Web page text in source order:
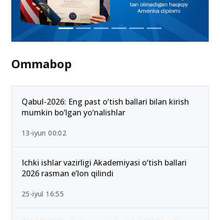
Ommabop
Qabul-2026: Eng past o‘tish ballari bilan kirish
mumkin bo‘lgan yo‘nalishlar
13-iyun 00:02
Ichki ishlar vazirligi Akademiyasi o‘tish ballari
2026 rasman e’lon qilindi